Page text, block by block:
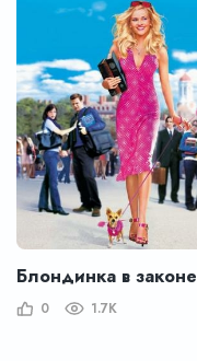
Блондинка в законе
0 1.7K